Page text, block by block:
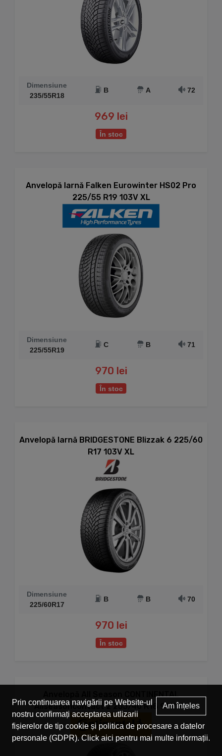
Dimensiune
235/55R18
B A 72
969 lei
În stoc
Anvelopă Iarnă Falken Eurowinter HS02 Pro
225/55 R19 103V XL
Dimensiune
225/55R19
C B 71
970 lei
În stoc
Anvelopă Iarnă BRIDGESTONE Blizzak 6 225/60
R17 103V XL
Dimensiune
225/60R17
B B 70
970 lei
În stoc
Allseasoncontact 2 255/40 R18 99Y XL
Am înțeles
Prin continuarea navigării pe Website-ul
nostru confirmați acceptarea utlizarii
fișierelor de tip cookie și politica de procesare a datelor
personale (GDPR). Click aici pentru mai multe informații.